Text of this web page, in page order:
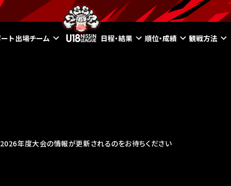
ト出場チーム 日程・結果 順位・成績 観戦方法
2026年度大会の情報が更新されるのをお待ちください